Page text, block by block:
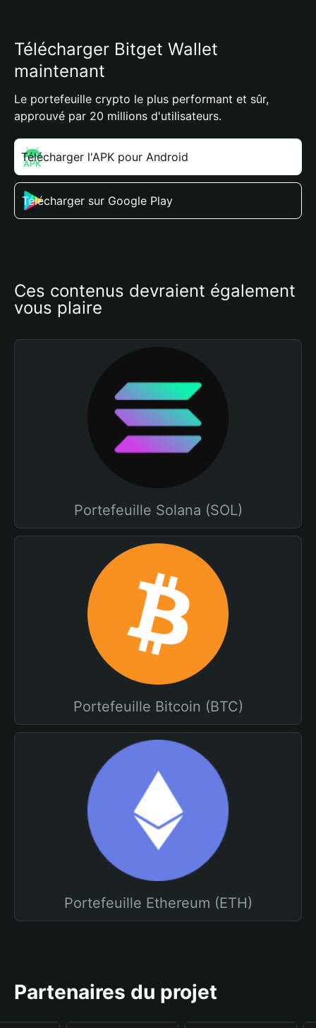
Télécharger Bitget Wallet
maintenant
Le portefeuille crypto le plus performant et sûr,
approuvé par 20 millions d'utilisateurs.
Télécharger l'APK pour Android
Télécharger sur Google Play
Ces contenus devraient également
vous plaire
Portefeuille Solana (SOL)
Portefeuille Bitcoin (BTC)
Portefeuille Ethereum (ETH)
Partenaires du projet